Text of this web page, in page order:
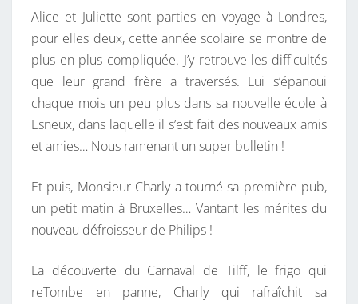
Alice et Juliette sont parties en voyage à Londres,
pour elles deux, cette année scolaire se montre de
plus en plus compliquée. J’y retrouve les difficultés
que leur grand frère a traversés. Lui s’épanoui
chaque mois un peu plus dans sa nouvelle école à
Esneux, dans laquelle il s’est fait des nouveaux amis
et amies… Nous ramenant un super bulletin !
Et puis, Monsieur Charly a tourné sa première pub,
un petit matin à Bruxelles… Vantant les mérites du
nouveau défroisseur de Philips !
La découverte du Carnaval de Tilff, le frigo qui
reTombe en panne, Charly qui rafraîchit sa